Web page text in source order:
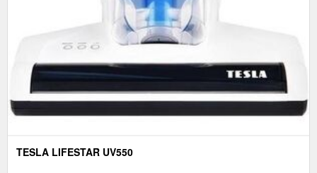
TESLA LIFESTAR UV550